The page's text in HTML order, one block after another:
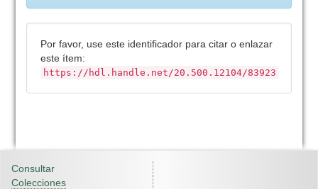
Por favor, use este identificador para citar o enlazar
este ítem:
https://hdl.handle.net/20.500.12104/83923
Consultar
Colecciones